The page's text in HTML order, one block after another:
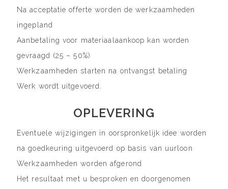
Na acceptatie offerte worden de werkzaamheden
ingepland
Aanbetaling voor materiaalaankoop kan worden
gevraagd (25 – 50%)
Werkzaamheden starten na ontvangst betaling
Werk wordt uitgevoerd.
OPLEVERING
Eventuele wijzigingen in oorspronkelijk idee worden
na goedkeuring uitgevoerd op basis van uurloon
Werkzaamheden worden afgerond
Het resultaat met u besproken en doorgenomen